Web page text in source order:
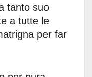
tanto suo
a tutte le
per far